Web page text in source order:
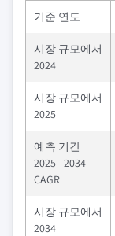
기준 연도
시장 규모에서
2024
시장 규모에서
2025
예측 기간
2025 - 2034
CAGR
시장 규모에서
2034